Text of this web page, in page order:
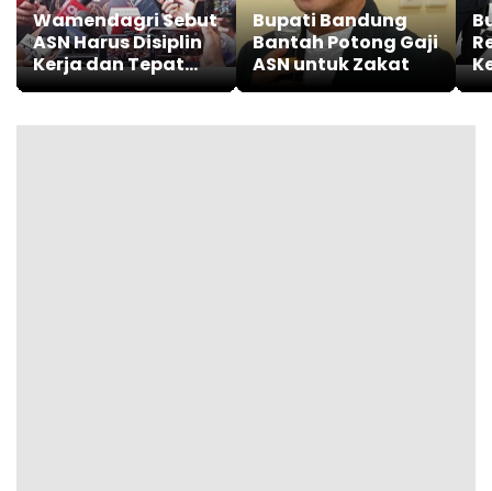
Wamendagri Sebut
ASN Harus Disiplin
Kerja dan Tepat
Waktu
Bupati Bandung
Bantah Potong Gaji
ASN untuk Zakat